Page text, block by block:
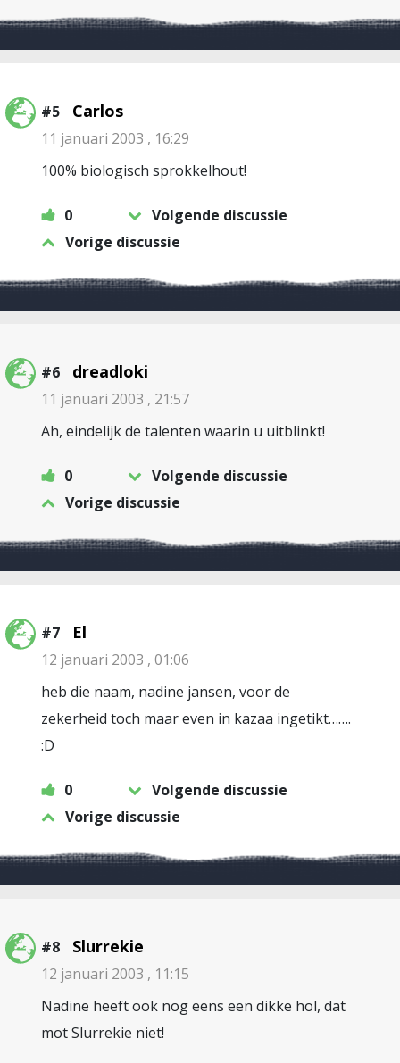
#5 Carlos
11 januari 2003 , 16:29
100% biologisch sprokkelhout!
0
Volgende discussie
Vorige discussie
#6 dreadloki
11 januari 2003 , 21:57
Ah, eindelijk de talenten waarin u uitblinkt!
0
Volgende discussie
Vorige discussie
#7 El
12 januari 2003 , 01:06
heb die naam, nadine jansen, voor de
zekerheid toch maar even in kazaa ingetikt…….
:D
0
Volgende discussie
Vorige discussie
#8 Slurrekie
12 januari 2003 , 11:15
Nadine heeft ook nog eens een dikke hol, dat
mot Slurrekie niet!